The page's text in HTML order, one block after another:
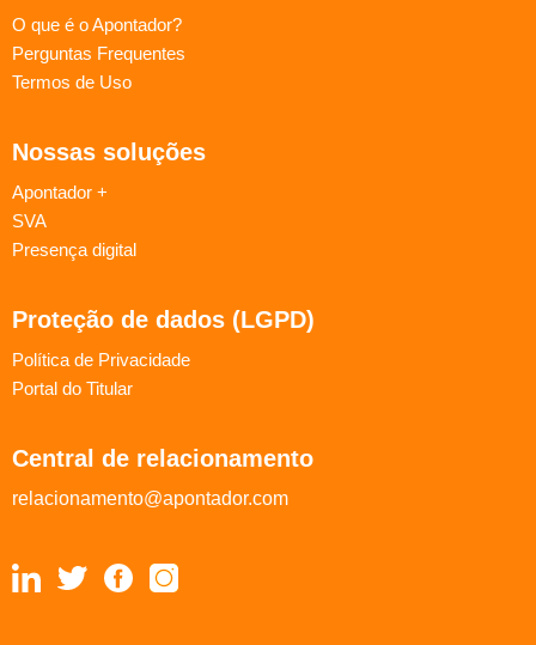
O que é o Apontador?
Perguntas Frequentes
Termos de Uso
Nossas soluções
Apontador +
SVA
Presença digital
Proteção de dados (LGPD)
Política de Privacidade
Portal do Titular
Central de relacionamento
relacionamento@apontador.com